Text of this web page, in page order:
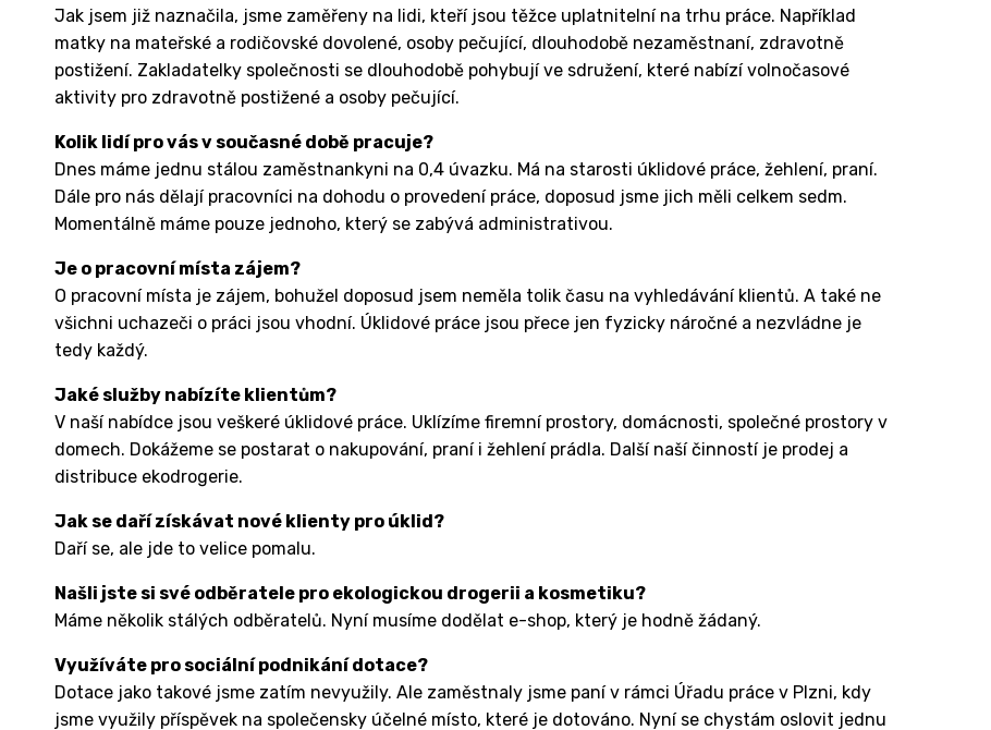
Jak jsem již naznačila, jsme zaměřeny na lidi, kteří jsou těžce uplatnitelní na trhu práce. Například
matky na mateřské a rodičovské dovolené, osoby pečující, dlouhodobě nezaměstnaní, zdravotně
postižení. Zakladatelky společnosti se dlouhodobě pohybují ve sdružení, které nabízí volnočasové
aktivity pro zdravotně postižené a osoby pečující.
Kolik lidí pro vás v současné době pracuje?
Dnes máme jednu stálou zaměstnankyni na 0,4 úvazku. Má na starosti úklidové práce, žehlení, praní.
Dále pro nás dělají pracovníci na dohodu o provedení práce, doposud jsme jich měli celkem sedm.
Momentálně máme pouze jednoho, který se zabývá administrativou.
Je o pracovní místa zájem?
O pracovní místa je zájem, bohužel doposud jsem neměla tolik času na vyhledávání klientů. A také ne
všichni uchazeči o práci jsou vhodní. Úklidové práce jsou přece jen fyzicky náročné a nezvládne je
tedy každý.
Jaké služby nabízíte klientům?
V naší nabídce jsou veškeré úklidové práce. Uklízíme firemní prostory, domácnosti, společné prostory v
domech. Dokážeme se postarat o nakupování, praní i žehlení prádla. Další naší činností je prodej a
distribuce ekodrogerie.
Jak se daří získávat nové klienty pro úklid?
Daří se, ale jde to velice pomalu.
Našli jste si své odběratele pro ekologickou drogerii a kosmetiku?
Máme několik stálých odběratelů. Nyní musíme dodělat e-shop, který je hodně žádaný.
Využíváte pro sociální podnikání dotace?
Dotace jako takové jsme zatím nevyužily. Ale zaměstnaly jsme paní v rámci Úřadu práce v Plzni, kdy
jsme využily příspěvek na společensky účelné místo, které je dotováno. Nyní se chystám oslovit jednu